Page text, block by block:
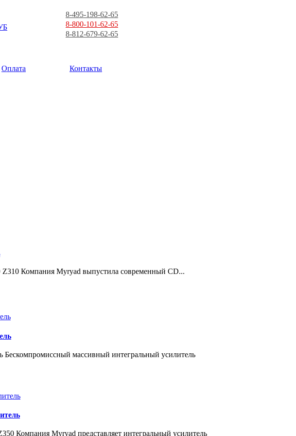
8-495-198-62-65
8-800-101-62-65
8-812-679-62-65
Оплата Контакты
Компания Myryad выпустила современный CD...
Бескомпромиссный массивный интегральный усилитель
Компания Myryad представляет интегральный усилитель